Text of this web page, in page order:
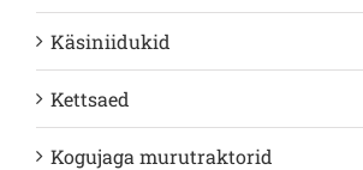
Käsiniidukid
Kettsaed
Kogujaga murutraktorid